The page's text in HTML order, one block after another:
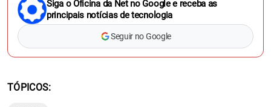
Siga o Oficina da Net no Google e receba as
principais notícias de tecnologia
Seguir no Google
TÓPICOS